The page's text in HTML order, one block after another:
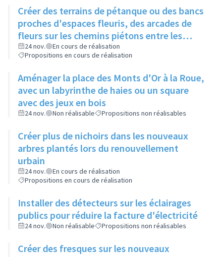
Créer des terrains de pétanque ou des bancs
proches d'espaces fleuris, des arcades de
fleurs sur les chemins piétons entre les
immeubles
24 nov.
En cours de réalisation
Propositions en cours de réalisation
Aménager la place des Monts d'Or à la Roue,
avec un labyrinthe de haies ou un square
avec des jeux en bois
24 nov. Non réalisable Propositions non réalisables
Créer plus de nichoirs dans les nouveaux
arbres plantés lors du renouvellement
urbain
24 nov.
En cours de réalisation
Propositions en cours de réalisation
Installer des détecteurs sur les éclairages
publics pour réduire la facture d'électricité
24 nov. Non réalisable Propositions non réalisables
Créer des fresques sur les nouveaux